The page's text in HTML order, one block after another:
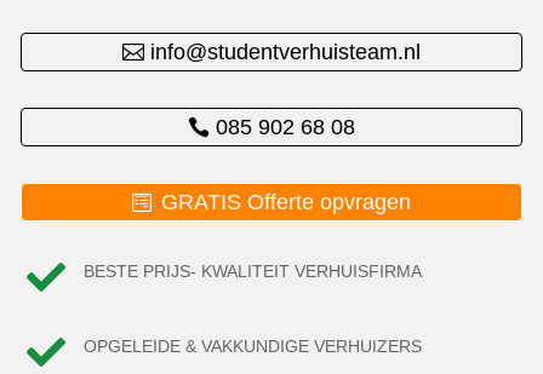
info@studentverhuisteam.nl
085 902 68 08
GRATIS Offerte opvragen
 BESTE PRIJS- KWALITEIT VERHUISFIRMA
 OPGELEIDE & VAKKUNDIGE VERHUIZERS